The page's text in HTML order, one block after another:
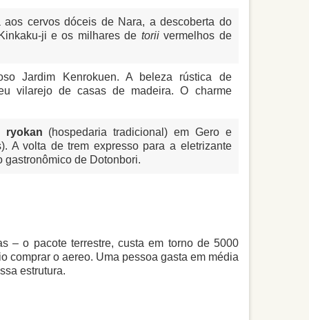
aos cervos dóceis de Nara, a descoberta do
ji e os milhares de toriivermelhos de
Jardim Kenrokuen. A beleza rústica de
vilarejo de casas de madeira. O charme
ryokan (hospedaria tradicional) em Gero e
A volta de trem expresso para a eletrizante
gastronômico de Dotonbori.
– o pacote terrestre, custa em torno de 5000
comprar o aereo. Uma pessoa gasta em média
estrutura.